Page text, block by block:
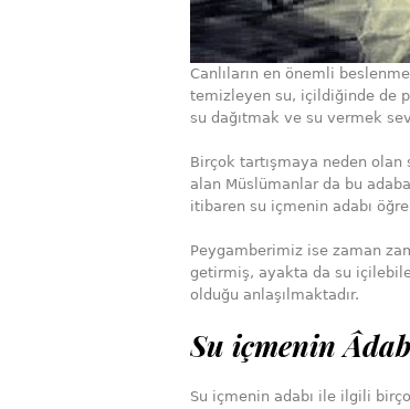
Canlıların en önemli
temizleyen su, içildiğinde de
su dağıtmak ve su vermek
Birçok tartışmaya neden olan
alan Müslümanlar da bu
itibaren su içmenin adabı
Peygamberimiz ise zaman
getirmiş, ayakta da su
olduğu anlaşılmaktadır.
Su içmenin
Su içmenin adabı ile ilgili